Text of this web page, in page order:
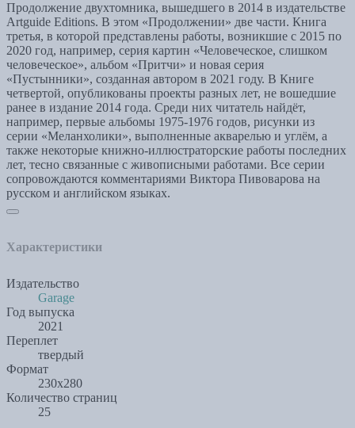
Продолжение двухтомника, вышедшего в 2014 в издательстве
Artguide Editions. В этом «Продолжении» две части. Книга
третья, в которой представлены работы, возникшие с 2015 по
2020 год, например, серия картин «Человеческое, слишком
человеческое», альбом «Притчи» и новая серия
«Пустынники», созданная автором в 2021 году. В Книге
четвертой, опубликованы проекты разных лет, не вошедшие
ранее в издание 2014 года. Среди них читатель найдёт,
например, первые альбомы 1975-1976 годов, рисунки из
серии «Меланхолики», выполненные акварелью и углём, а
также некоторые книжно-иллюстраторские работы последних
лет, тесно связанные с живописными работами. Все серии
сопровождаются комментариями Виктора Пивоварова на
русском и английском языках.
Характеристики
Издательство
Garage
Год выпуска
2021
Переплет
твердый
Формат
230х280
Количество страниц
25